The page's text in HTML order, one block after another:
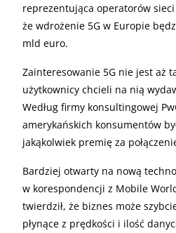
reprezentująca operatorów
że wdrożenie 5G w Europie
mld euro.
Zainteresowanie 5G nie jest aż
użytkownicy chcieli na nią
Według firmy konsultingowej
amerykańskich konsumentów
jakąkolwiek premię za
Bardziej otwarty na nową
w korespondencji z Mobile
twierdził, że biznes może
płynące z prędkości i ilość